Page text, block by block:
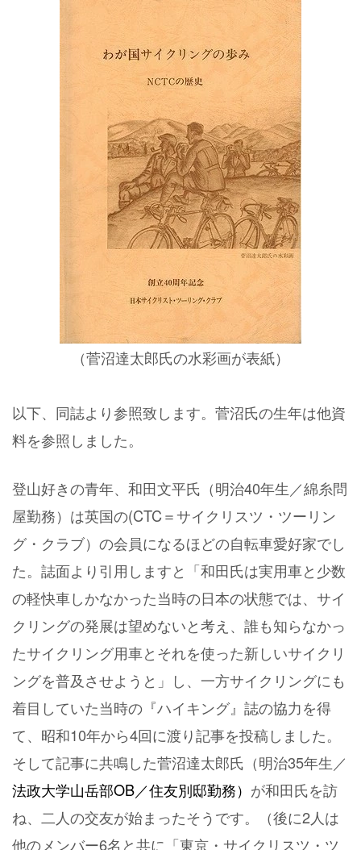
（菅沼達太郎氏の水彩画が表紙）
以下、同誌より参照致します。菅沼氏の生年は他資
料を参照しました。
登山好きの青年、和田文平氏（明治40年生／綿糸問
屋勤務）は英国の(CTC＝サイクリスツ・ツーリン
グ・クラブ）の会員になるほどの自転車愛好家でし
た。誌面より引用しますと「和田氏は実用車と少数
の軽快車しかなかった当時の日本の状態では、サイ
クリングの発展は望めないと考え、誰も知らなかっ
たサイクリング用車とそれを使った新しいサイクリ
ングを普及させようと」し、一方サイクリングにも
着目していた当時の『ハイキング』誌の協力を得
て、昭和10年から4回に渡り記事を投稿しました。
そして記事に共鳴した菅沼達太郎氏（明治35年生／
法政大学山岳部OB／住友別邸勤務） が和田氏を訪
ね、二人の交友が始まったそうです。（後に2人は
他のメンバー6名と共に「東京・サイクリスツ・ツ